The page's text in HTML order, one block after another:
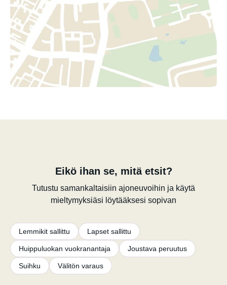
Eikö ihan se, mitä etsit?
Tutustu samankaltaisiin ajoneuvoihin ja käytä
mieltymyksiäsi löytääksesi sopivan
Lemmikit sallittu Lapset sallittu
Huippuluokan vuokranantaja Joustava peruutus
Suihku Välitön varaus